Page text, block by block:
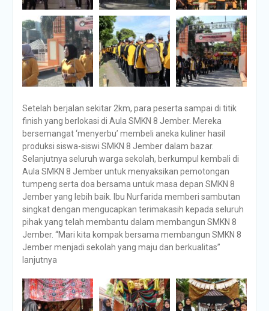
Setelah berjalan sekitar 2km, para peserta sampai di titik
finish yang berlokasi di Aula SMKN 8 Jember. Mereka
bersemangat ‘menyerbu’ membeli aneka kuliner hasil
produksi siswa-siswi SMKN 8 Jember dalam bazar.
Selanjutnya seluruh warga sekolah, berkumpul kembali di
Aula SMKN 8 Jember untuk menyaksikan pemotongan
tumpeng serta doa bersama untuk masa depan SMKN 8
Jember yang lebih baik. Ibu Nurfarida memberi sambutan
singkat dengan mengucapkan terimakasih kepada seluruh
pihak yang telah membantu dalam membangun SMKN 8
Jember. “Mari kita kompak bersama membangun SMKN 8
Jember menjadi sekolah yang maju dan berkualitas”
lanjutnya